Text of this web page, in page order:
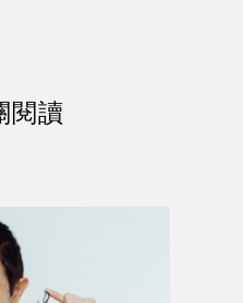
閱讀